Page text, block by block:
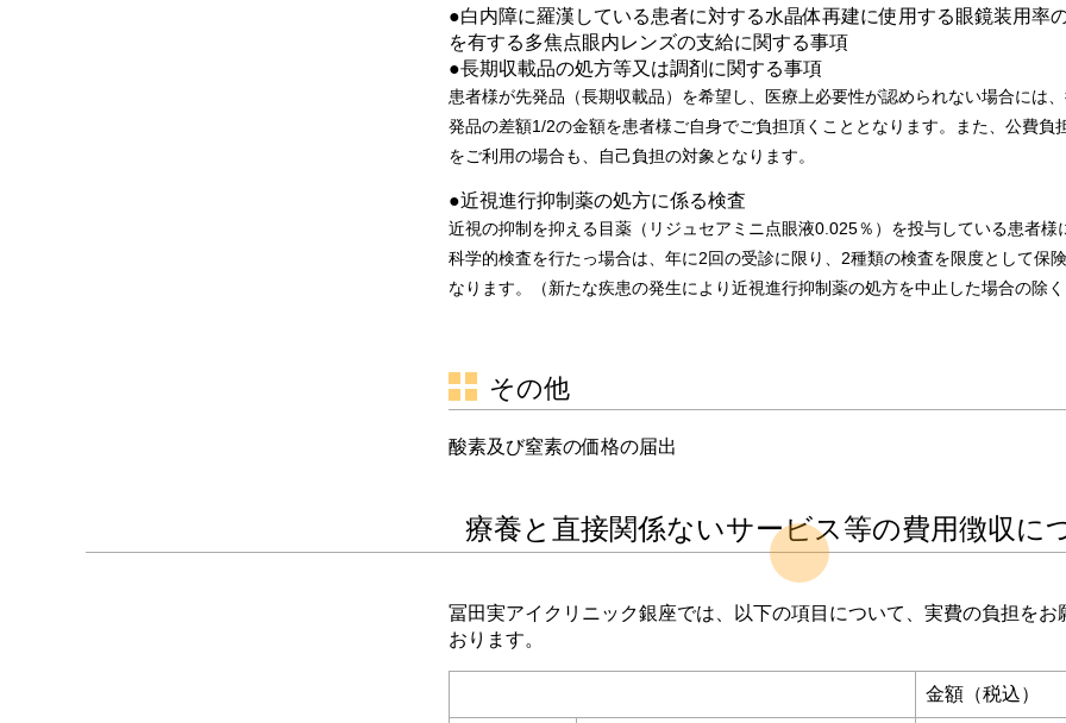
●白内障に羅漢している患者に対する水晶体再建に使用する眼鏡装用率
を有する多焦点眼内レンズの支給に関する事項
●長期収載品の処方等又は調剤に関する事項
患者様が先発品（長期収載品）を希望し、医療上必要性が認められない場合には
発品の差額1/2の金額を患者様ご自身でご負担頂くこととなります。また、公費負
をご利用の場合も、自己負担の対象となります。
●近視進行抑制薬の処方に係る検査
近視の抑制を抑える目薬（リジュセアミニ点眼液0.025％）を投与している患者様
科学的検査を行たっ場合は、年に2回の受診に限り、2種類の検査を限度として保
なります。（新たな疾患の発生により近視進行抑制薬の処方を中止した場合の除く
その他
酸素及び窒素の価格の届出
療養と直接関係ないサービス等の費用徴収に
冨田実アイクリニック銀座では、以下の項目について、実費の負担をお
おります。
金額（税込）